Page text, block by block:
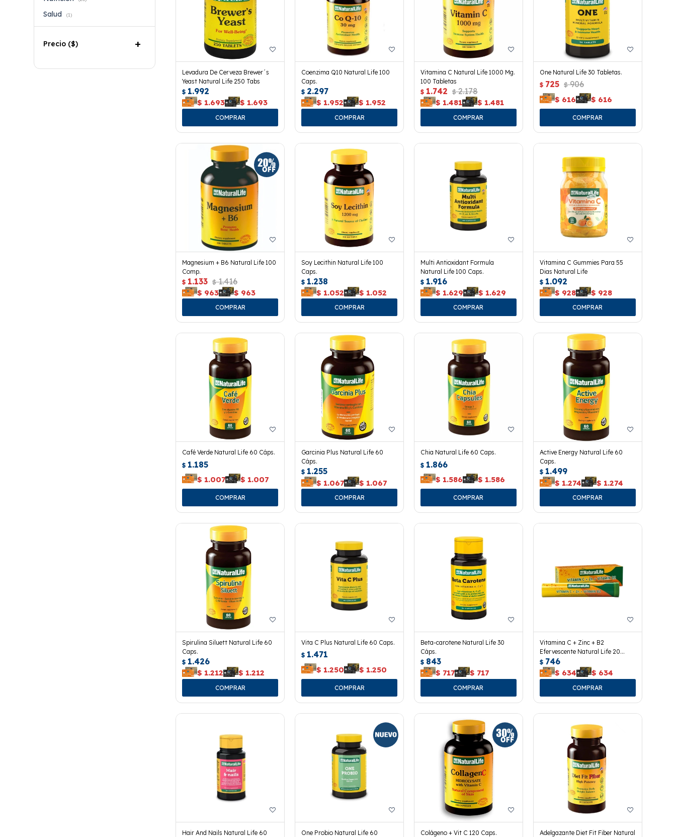
Levadura De Cerveza Brewer´s
Yeast Natural Life 250 Tabs
$ 1.992
$ 1.693 $ 1.693
Coenzima Q10 Natural Life 100
Caps.
$ 2.297
$ 1.952 $ 1.952
Vitamina C Natural Life 1000 Mg.
100 Tabletas
$ 1.742 $ 2.178
$ 1.481 $ 1.481
One Natural Life 30 Tabletas.
$ 725 $ 906
$ 616 $ 616
Magnesium + B6 Natural Life 100
Comp.
$ 1.133 $ 1.416
$ 963 $ 963
Soy Lecithin Natural Life 100
Caps.
$ 1.238
$ 1.052 $ 1.052
Multi Antioxidant Formula
Natural Life 100 Caps.
$ 1.916
$ 1.629 $ 1.629
Vitamina C Gummies Para 55
Dias Natural Life
$ 1.092
$ 928 $ 928
Café Verde Natural Life 60 Cáps.
$ 1.185
$ 1.007 $ 1.007
Garcinia Plus Natural Life 60
Cáps.
$ 1.255
$ 1.067 $ 1.067
Chia Natural Life 60 Caps.
$ 1.866
$ 1.586 $ 1.586
Active Energy Natural Life 60
Caps.
$ 1.499
$ 1.274 $ 1.274
Spirulina Siluett Natural Life 60
Caps.
$ 1.426
$ 1.212 $ 1.212
Vita C Plus Natural Life 60 Caps.
$ 1.471
$ 1.250 $ 1.250
Beta-carotene Natural Life 30
Cáps.
$ 843
$ 717 $ 717
Vitamina C + Zinc + B2
Efervescente Natural Life 20
Tabletas
$ 746
$ 634 $ 634
Hair And Nails Natural Life 60
One Probio Natural Life 60
Colágeno + Vit C 120 Caps.
Adelgazante Diet Fit Fiber Natural
Salud (1)
Precio ($)